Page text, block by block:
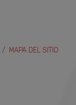
/ MAPA DEL SITIO